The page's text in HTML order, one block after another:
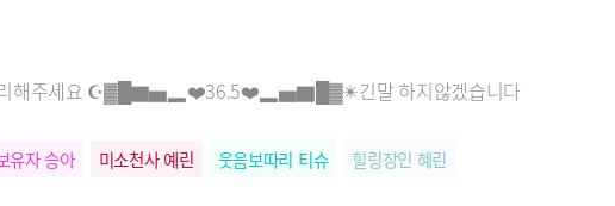
미리해주세요 ☪️▓█▇▅▂❤️36.5❤️▂▅▇█▓✴️긴말 하지않겠습니다
유자 승아 미소천사 예린 웃음보따리 티슈
힐링장인 혜린